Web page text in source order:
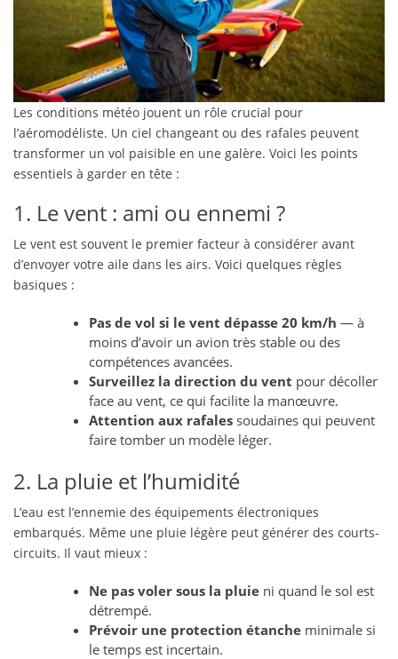
Les conditions météo jouent un rôle crucial pour
l’aéromodéliste. Un ciel changeant ou des rafales peuvent
transformer un vol paisible en une galère. Voici les points
essentiels à garder en tête :
1. Le vent : ami ou ennemi ?
Le vent est souvent le premier facteur à considérer avant
d’envoyer votre aile dans les airs. Voici quelques règles
basiques :
Pas de vol si le vent dépasse 20 km/h — à
moins d’avoir un avion très stable ou des
compétences avancées.
Surveillez la direction du vent pour décoller
face au vent, ce qui facilite la manœuvre.
Attention aux rafales soudaines qui peuvent
faire tomber un modèle léger.
2. La pluie et l’humidité
L’eau est l’ennemie des équipements électroniques
embarqués. Même une pluie légère peut générer des courts-
circuits. Il vaut mieux :
Ne pas voler sous la pluie ni quand le sol est
détrempé.
Prévoir une protection étanche minimale si
le temps est incertain.